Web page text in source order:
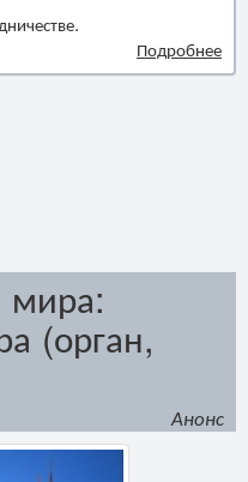
Подробнее
мира:
(орган,
Анонс